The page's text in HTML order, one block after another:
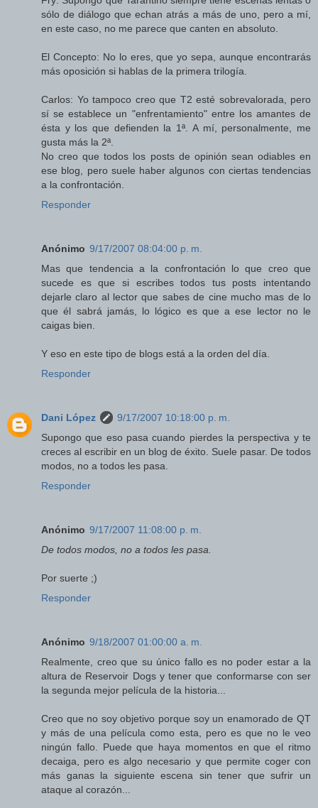
sólo de diálogo que echan atrás a más de uno, pero a mí,
en este caso, no me parece que canten en absoluto.
El Concepto: No lo eres, que yo sepa, aunque encontrarás
más oposición si hablas de la primera trilogía.
Carlos: Yo tampoco creo que T2 esté sobrevalorada, pero
sí se establece un "enfrentamiento" entre los amantes de
ésta y los que defienden la 1ª. A mí, personalmente, me
gusta más la 2ª.
No creo que todos los posts de opinión sean odiables en
ese blog, pero suele haber algunos con ciertas tendencias
a la confrontación.
Responder
Anónimo 9/17/2007 08:04:00 p. m.
Mas que tendencia a la confrontación lo que creo que
sucede es que si escribes todos tus posts intentando
dejarle claro al lector que sabes de cine mucho mas de lo
que él sabrá jamás, lo lógico es que a ese lector no le
caigas bien.
Y eso en este tipo de blogs está a la orden del día.
Responder
Dani López
9/17/2007 10:18:00 p. m.
Supongo que eso pasa cuando pierdes la perspectiva y te
creces al escribir en un blog de éxito. Suele pasar. De todos
modos, no a todos les pasa.
Responder
Anónimo 9/17/2007 11:08:00 p. m.
De todos modos, no a todos les pasa.
Por suerte ;)
Responder
Anónimo 9/18/2007 01:00:00 a. m.
Realmente, creo que su único fallo es no poder estar a la
altura de Reservoir Dogs y tener que conformarse con ser
la segunda mejor película de la historia...
Creo que no soy objetivo porque soy un enamorado de QT
y más de una película como esta, pero es que no le veo
ningún fallo. Puede que haya momentos en que el ritmo
decaiga, pero es algo necesario y que permite coger con
más ganas la siguiente escena sin tener que sufrir un
ataque al corazón...